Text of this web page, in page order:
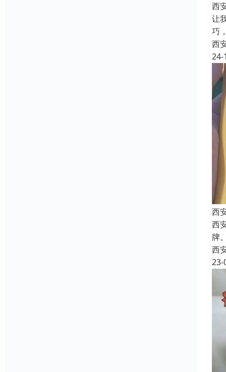
西
让
巧
西
24-
西
西
牌
西
23-